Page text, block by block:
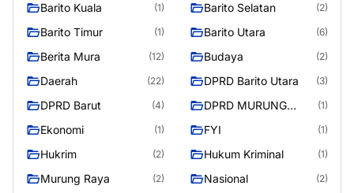
Barito Kuala (1) Barito Selatan (2)
Barito Timur (1) Barito Utara (6)
Berita Mura (12) Budaya (2)
Daerah (22) DPRD Barito Utara (3)
DPRD Barut (4)
DPRD MURUNG
(1)
Ekonomi (1) FYI (1)
Hukrim (2) Hukum Kriminal (1)
Murung Raya (2) Nasional (2)